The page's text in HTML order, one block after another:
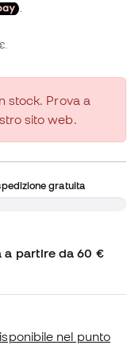
stock. Prova a
sito web.
gratuita
a partire da 60 €
nel punto